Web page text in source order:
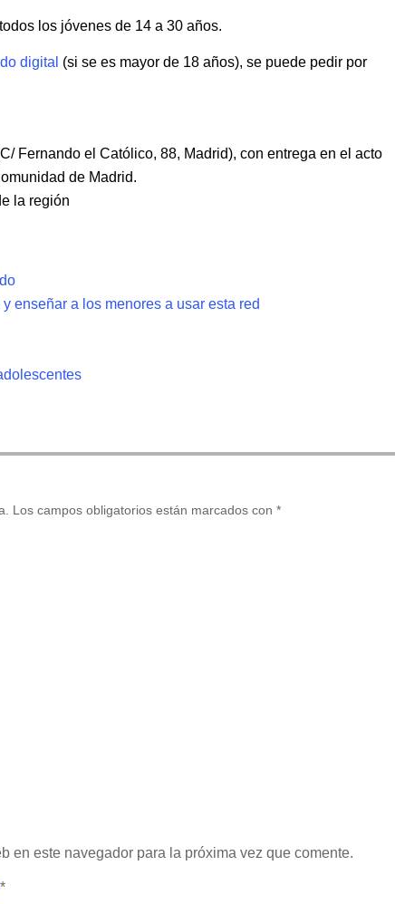
los jóvenes de 14 a 30 años.
digital (si se es mayor de 18 años), se puede pedir por
Fernando el Católico, 88, Madrid), con entrega en el acto
de Madrid.
la región
enseñar a los menores a usar esta red
Los campos obligatorios están marcados con*
en este navegador para la próxima vez que comente.
*